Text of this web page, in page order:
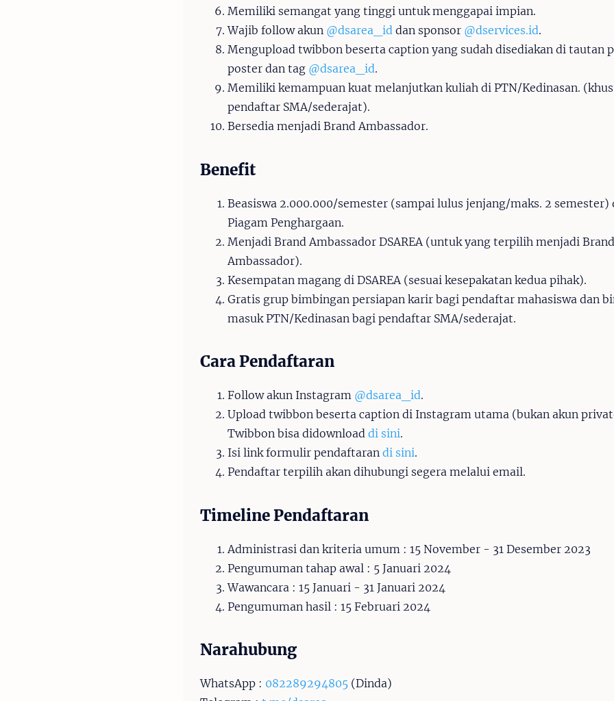
Memiliki semangat yang tinggi untuk menggapai impian.
Wajib follow akun @dsarea_id dan sponsor @dservices.id.
Mengupload twibbon beserta caption yang sudah disediakan di tautan
poster dan tag @dsarea_id.
Memiliki kemampuan kuat melanjutkan kuliah di PTN/Kedinasan.
pendaftar SMA/sederajat).
Bersedia menjadi Brand Ambassador.
Benefit
Beasiswa 2.000.000/semester (sampai lulus jenjang/maks. 2 semester)
Piagam Penghargaan.
Menjadi Brand Ambassador DSAREA (untuk yang terpilih menjadi Brand
Ambassador).
Kesempatan magang di DSAREA (sesuai kesepakatan kedua pihak).
Gratis grup bimbingan persiapan karir bagi pendaftar mahasiswa dan
masuk PTN/Kedinasan bagi pendaftar SMA/sederajat.
Cara Pendaftaran
Follow akun Instagram @dsarea_id.
Upload twibbon beserta caption di Instagram utama (bukan akun
Twibbon bisa didownload di sini.
Isi link formulir pendaftaran di sini.
Pendaftar terpilih akan dihubungi segera melalui email.
Timeline Pendaftaran
Administrasi dan kriteria umum : 15 November - 31 Desember 2023
Pengumuman tahap awal : 5 Januari 2024
Wawancara : 15 Januari - 31 Januari 2024
Pengumuman hasil : 15 Februari 2024
Narahubung
WhatsApp : 082289294805 (Dinda)